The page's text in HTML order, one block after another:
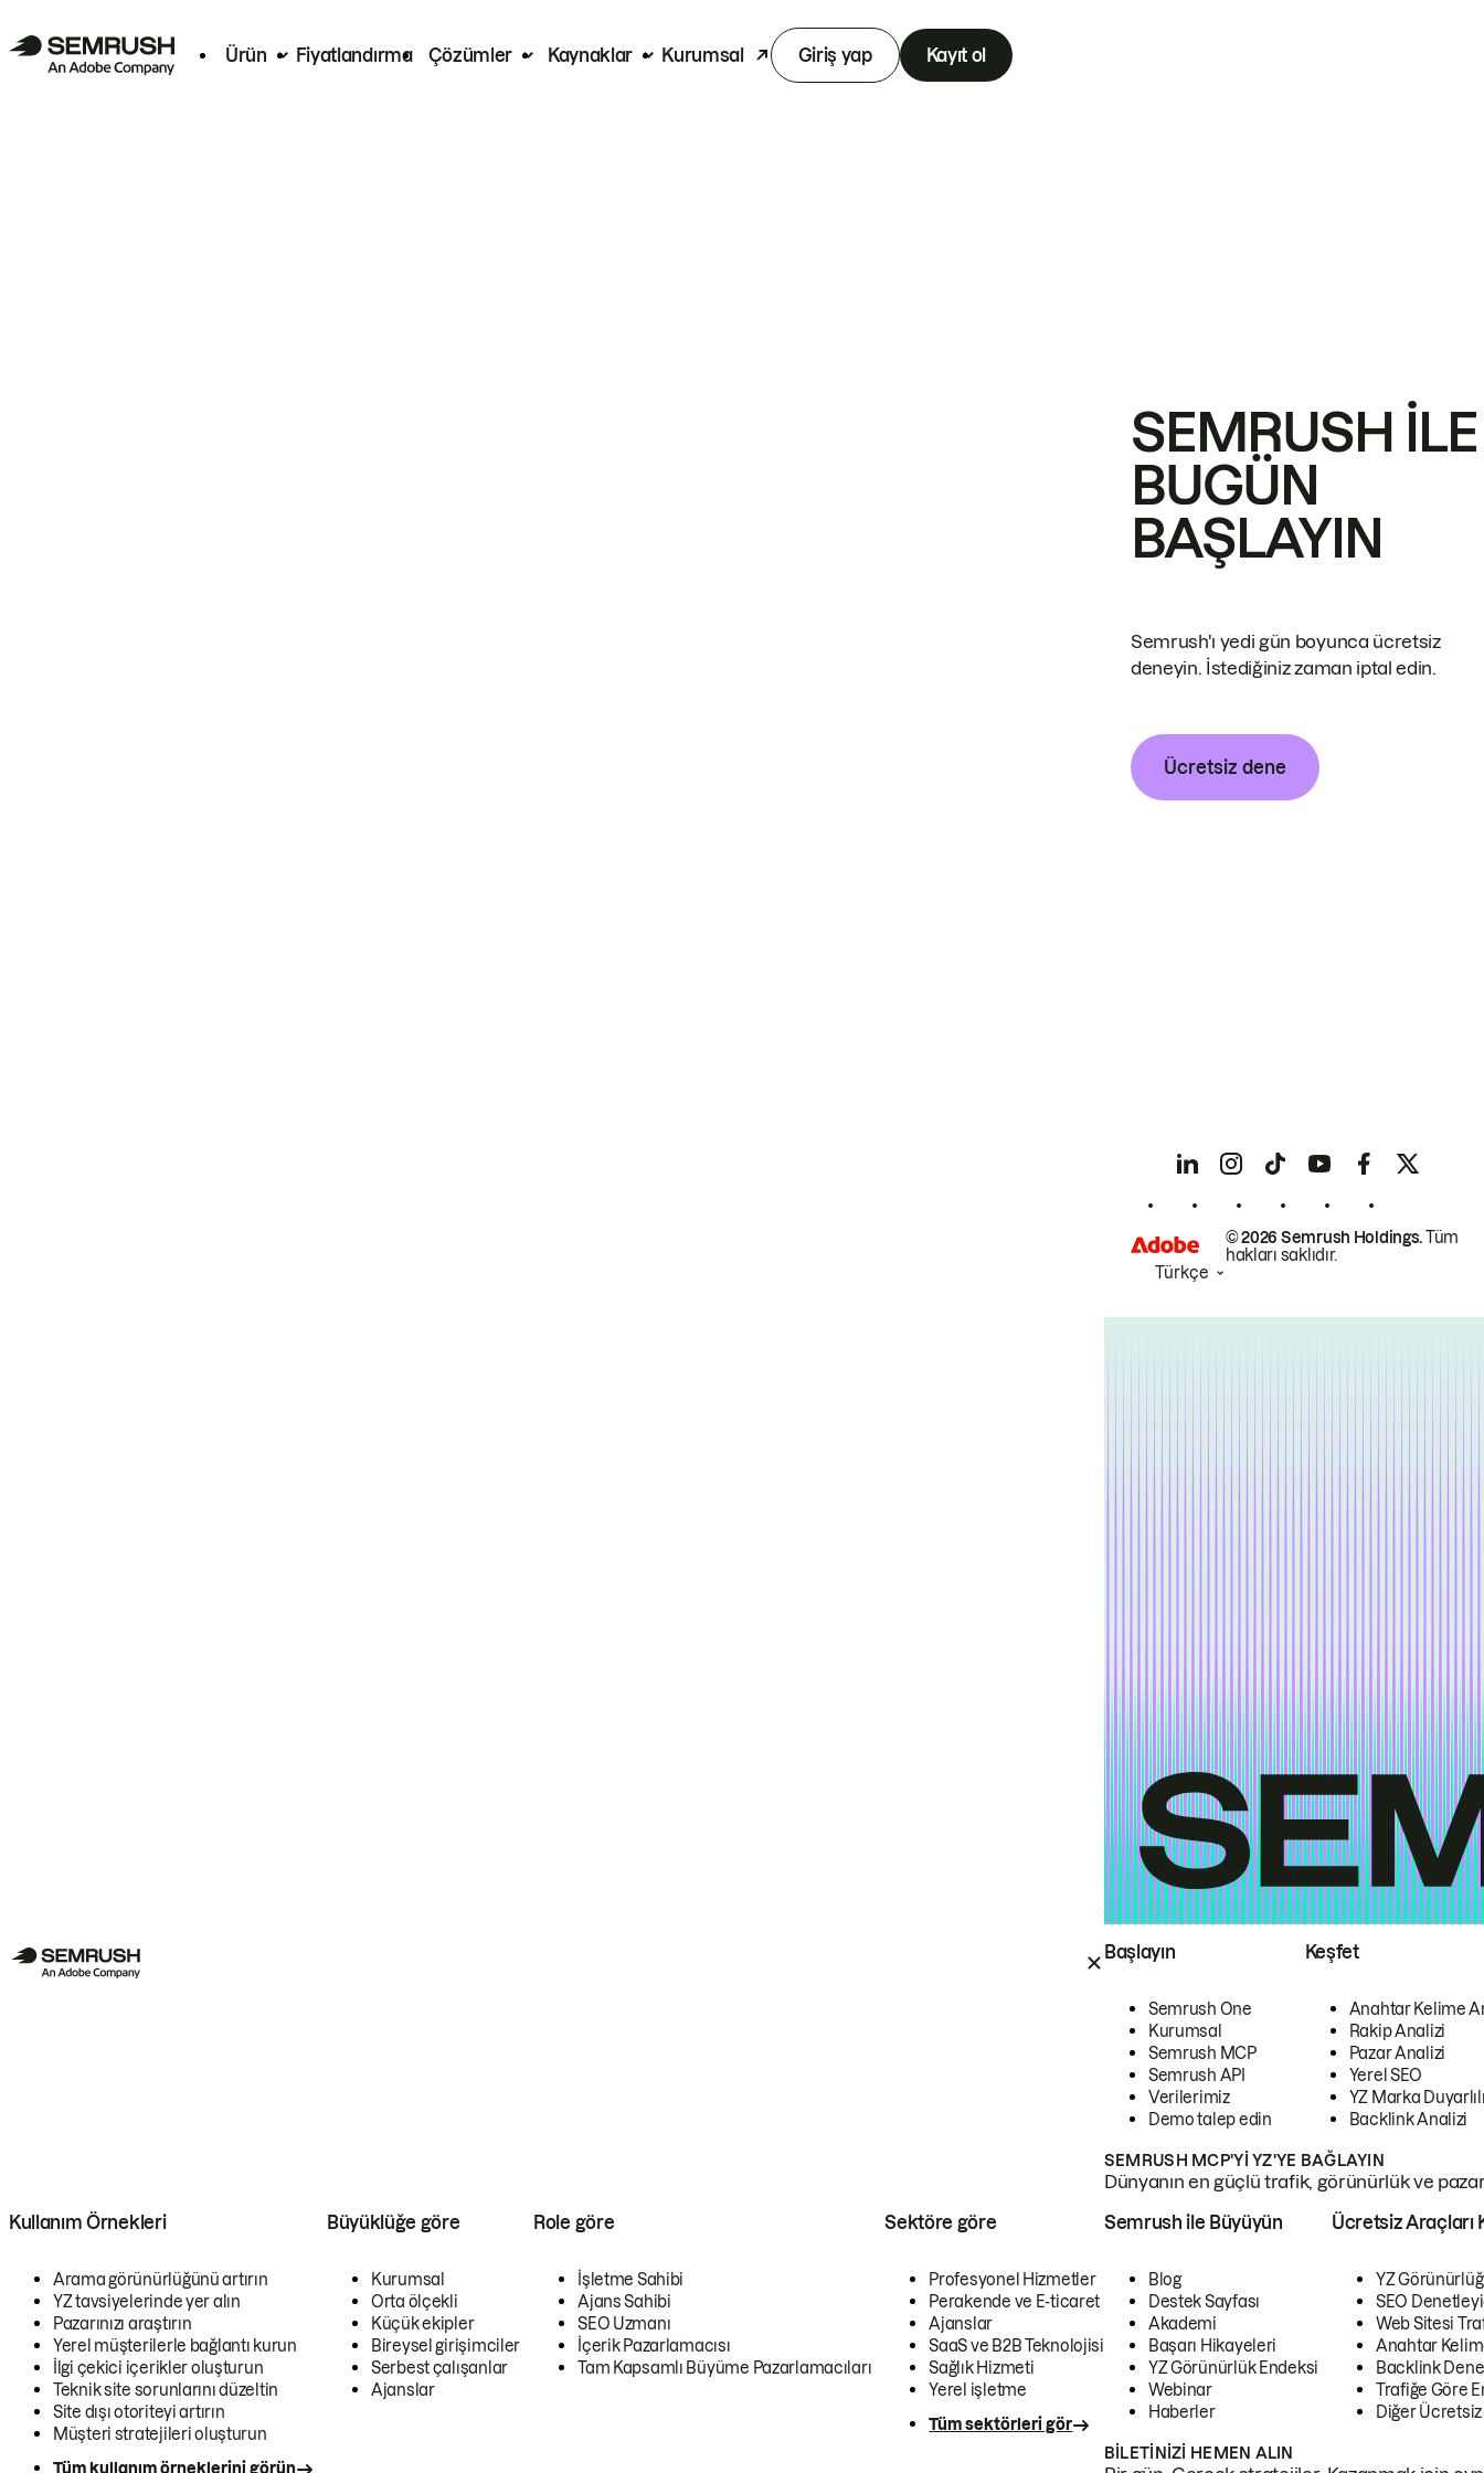
Ürün Fiyatlandırma Çözümler Kaynaklar Kurumsal Giriş yap Kayıt ol
Başlayın
Semrush One
Kurumsal
Semrush MCP
Semrush API
Verilerimiz
Demo talep edin
Keşfet
Anahtar Kelime
Rakip Analizi
Pazar Analizi
Yerel SEO
YZ Marka
Backlink Analizi
SEMRUSH MCP'YI YZ'YE BAĞLAYIN
Dünyanın en güçlü trafik, görünürlük ve
Kullanım Örnekleri
Arama görünürlüğünü artırın
YZ tavsiyelerinde yer alın
Pazarınızı araştırın
Yerel müşterilerle bağlantı kurun
İlgi çekici içerikler oluşturun
Teknik site sorunlarını düzeltin
Site dışı otoriteyi artırın
Müşteri stratejileri oluşturun
Tüm kullanım örneklerini görün
Büyüklüğe göre
Kurumsal
Orta ölçekli
Küçük ekipler
Bireysel girişimciler
Serbest çalışanlar
Ajanslar
Role göre
İşletme Sahibi
Ajans Sahibi
SEO Uzmanı
İçerik Pazarlamacısı
Tam Kapsamlı Büyüme Pazarlamacıları
Sektöre göre
Profesyonel Hizmetler
Perakende ve E-ticaret
Ajanslar
SaaS ve B2B Teknolojisi
Sağlık Hizmeti
Yerel işletme
Tüm sektörleri gör
Semrush ile Büyüyün
Blog
Destek Sayfası
Akademi
Başarı Hikayeleri
YZ Görünürlük Endeksi
Webinar
Haberler
Ücretsiz Araçları
YZ
SEO
Web Sitesi
Anahtar
Backlink
Trafiğe Göre
Diğer
BILETINIZI HEMEN ALIN
SEMRUSH ILE
BUGÜN
BAŞLAYIN
Semrush'ı yedi gün boyunca ücretsiz
deneyin. İstediğiniz zaman iptal edin.
Ücretsiz dene
© 2026 Semrush Holdings.Tüm
hakları saklıdır.
Türkçe